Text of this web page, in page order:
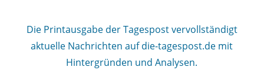
Die Printausgabe der Tagespost vervollständigt
aktuelle Nachrichten auf die-tagespost.de mit
Hintergründen und Analysen.